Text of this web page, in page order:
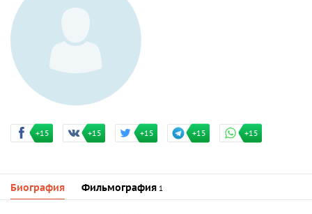
+15 +15 +15 +15 +15
Биография Фильмография 1